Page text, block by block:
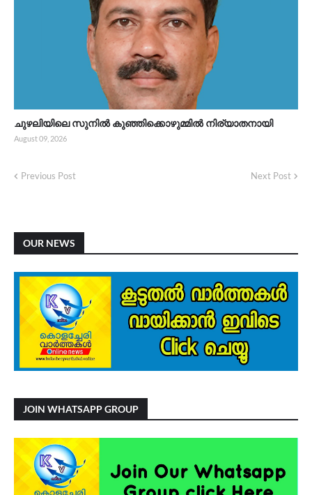
ചുഴലിയിലെ സുനിൽ കുഞ്ഞിക്കൊഴുമ്മിൽ നിര്യാതനായി
August 09, 2026
Previous Post Next Post
OUR NEWS
JOIN WHATSAPP GROUP